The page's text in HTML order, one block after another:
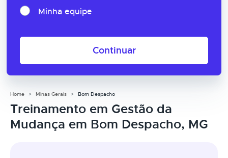
Minha equipe
Continuar
Home Minas Gerais Bom Despacho
Treinamento em Gestão da
Mudança em Bom Despacho, MG